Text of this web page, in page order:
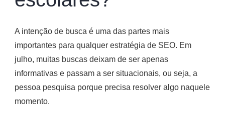
A intenção de busca é uma das partes mais
importantes para qualquer estratégia de SEO. Em
julho, muitas buscas deixam de ser apenas
informativas e passam a ser situacionais, ou seja, a
pessoa pesquisa porque precisa resolver algo naquele
momento.